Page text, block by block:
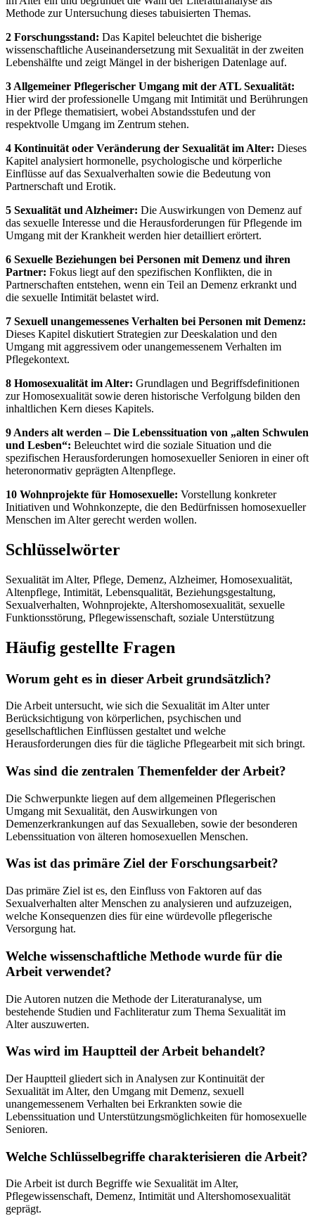
Methode zur Untersuchung dieses tabuisierten Themas.
2 Forschungsstand: Das Kapitel beleuchtet die bisherige
wissenschaftliche Auseinandersetzung mit Sexualität in der zweiten
Lebenshälfte und zeigt Mängel in der bisherigen Datenlage auf.
3 Allgemeiner Pflegerischer Umgang mit der ATL Sexualität:
Hier wird der professionelle Umgang mit Intimität und Berührungen
in der Pflege thematisiert, wobei Abstandsstufen und der
respektvolle Umgang im Zentrum stehen.
4 Kontinuität oder Veränderung der Sexualität im Alter: Dieses
Kapitel analysiert hormonelle, psychologische und körperliche
Einflüsse auf das Sexualverhalten sowie die Bedeutung von
Partnerschaft und Erotik.
5 Sexualität und Alzheimer: Die Auswirkungen von Demenz auf
das sexuelle Interesse und die Herausforderungen für Pflegende im
Umgang mit der Krankheit werden hier detailliert erörtert.
6 Sexuelle Beziehungen bei Personen mit Demenz und ihren
Partner: Fokus liegt auf den spezifischen Konflikten, die in
Partnerschaften entstehen, wenn ein Teil an Demenz erkrankt und
die sexuelle Intimität belastet wird.
7 Sexuell unangemessenes Verhalten bei Personen mit Demenz:
Dieses Kapitel diskutiert Strategien zur Deeskalation und den
Umgang mit aggressivem oder unangemessenem Verhalten im
Pflegekontext.
8 Homosexualität im Alter: Grundlagen und Begriffsdefinitionen
zur Homosexualität sowie deren historische Verfolgung bilden den
inhaltlichen Kern dieses Kapitels.
9 Anders alt werden – Die Lebenssituation von „alten Schwulen
und Lesben“: Beleuchtet wird die soziale Situation und die
spezifischen Herausforderungen homosexueller Senioren in einer oft
heteronormativ geprägten Altenpflege.
10 Wohnprojekte für Homosexuelle: Vorstellung konkreter
Initiativen und Wohnkonzepte, die den Bedürfnissen homosexueller
Menschen im Alter gerecht werden wollen.
Schlüsselwörter
Sexualität im Alter, Pflege, Demenz, Alzheimer, Homosexualität,
Altenpflege, Intimität, Lebensqualität, Beziehungsgestaltung,
Sexualverhalten, Wohnprojekte, Altershomosexualität, sexuelle
Funktionsstörung, Pflegewissenschaft, soziale Unterstützung
Häufig gestellte Fragen
Worum geht es in dieser Arbeit grundsätzlich?
Die Arbeit untersucht, wie sich die Sexualität im Alter unter
Berücksichtigung von körperlichen, psychischen und
gesellschaftlichen Einflüssen gestaltet und welche
Herausforderungen dies für die tägliche Pflegearbeit mit sich bringt.
Was sind die zentralen Themenfelder der Arbeit?
Die Schwerpunkte liegen auf dem allgemeinen Pflegerischen
Umgang mit Sexualität, den Auswirkungen von
Demenzerkrankungen auf das Sexualleben, sowie der besonderen
Lebenssituation von älteren homosexuellen Menschen.
Was ist das primäre Ziel der Forschungsarbeit?
Das primäre Ziel ist es, den Einfluss von Faktoren auf das
Sexualverhalten alter Menschen zu analysieren und aufzuzeigen,
welche Konsequenzen dies für eine würdevolle pflegerische
Versorgung hat.
Welche wissenschaftliche Methode wurde für die
Arbeit verwendet?
Die Autoren nutzen die Methode der Literaturanalyse, um
bestehende Studien und Fachliteratur zum Thema Sexualität im
Alter auszuwerten.
Was wird im Hauptteil der Arbeit behandelt?
Der Hauptteil gliedert sich in Analysen zur Kontinuität der
Sexualität im Alter, den Umgang mit Demenz, sexuell
unangemessenem Verhalten bei Erkrankten sowie die
Lebenssituation und Unterstützungsmöglichkeiten für homosexuelle
Senioren.
Welche Schlüsselbegriffe charakterisieren die Arbeit?
Die Arbeit ist durch Begriffe wie Sexualität im Alter,
Pflegewissenschaft, Demenz, Intimität und Altershomosexualität
geprägt.